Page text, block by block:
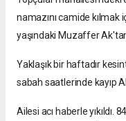
namazını camide
yaşındaki Muzaffer
Yaklaşık bir haftadır
sabah saatlerinde kayıp
Ailesi acı haberle yıkıldı.